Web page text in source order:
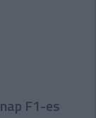
F1-es